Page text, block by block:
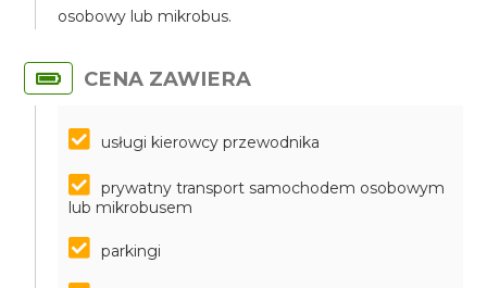
osobowy lub mikrobus.
CENA ZAWIERA
usługi kierowcy przewodnika
prywatny transport samochodem osobowym
lub mikrobusem
parkingi